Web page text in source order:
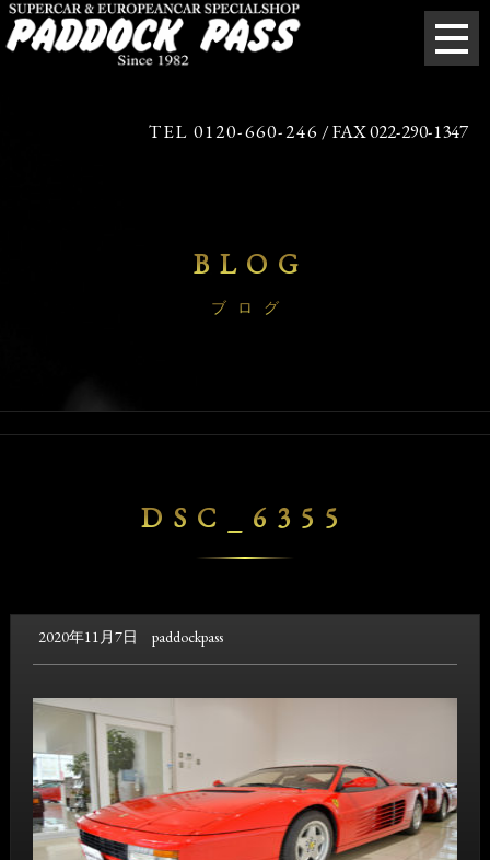
TEL 0120-660-246 / FAX 022-290-1347
BLOG
ブログ
DSC_6355
2020年11月7日 paddockpass